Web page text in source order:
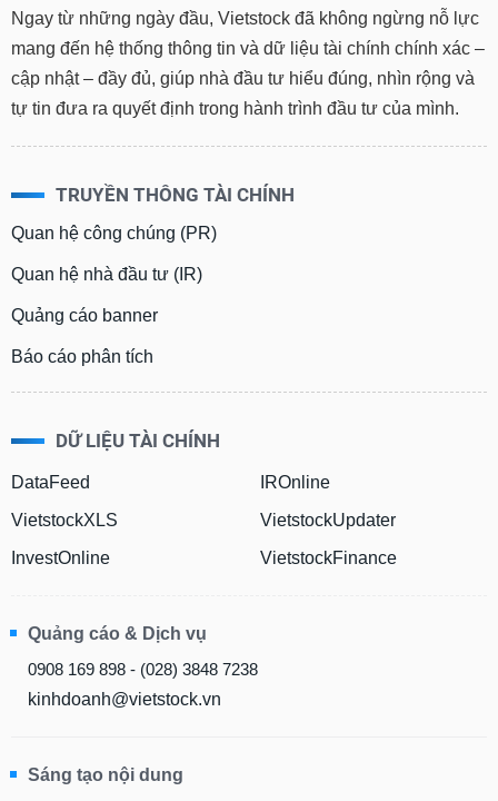
Ngay từ những ngày đầu, Vietstock đã không ngừng nỗ lực
mang đến hệ thống thông tin và dữ liệu tài chính chính xác –
cập nhật – đầy đủ, giúp nhà đầu tư hiểu đúng, nhìn rộng và
tự tin đưa ra quyết định trong hành trình đầu tư của mình.
TRUYỀN THÔNG TÀI CHÍNH
Quan hệ công chúng (PR)
Quan hệ nhà đầu tư (IR)
Quảng cáo banner
Báo cáo phân tích
DỮ LIỆU TÀI CHÍNH
DataFeed
VietstockXLS
InvestOnline
IROnline
VietstockUpdater
VietstockFinance
Quảng cáo & Dịch vụ
0908 169 898 - (028) 3848 7238
kinhdoanh@vietstock.vn
Sáng tạo nội dung